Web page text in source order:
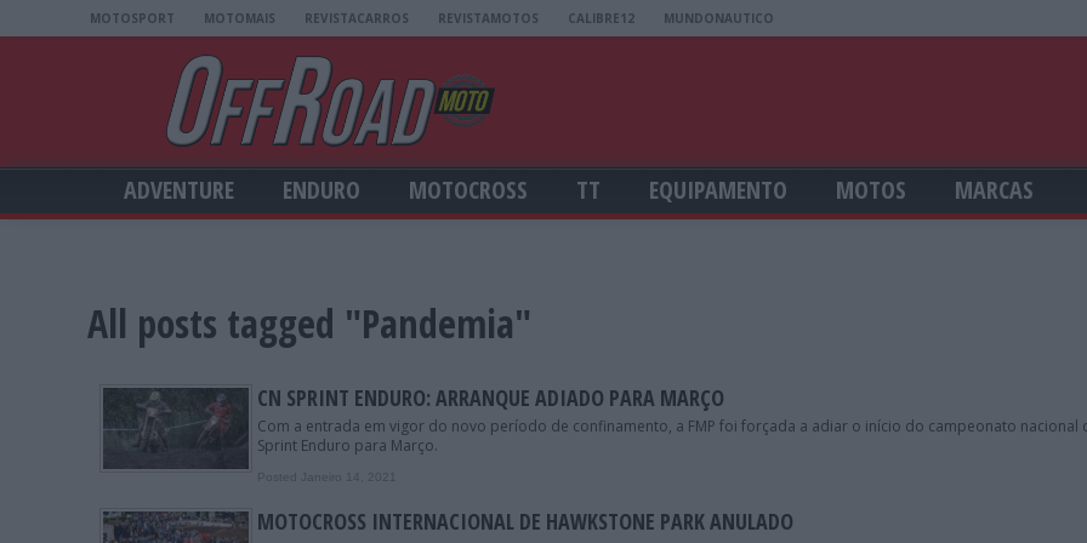
MOTOSPORT MOTOMAIS REVISTACARROS REVISTAMOTOS CALIBRE12 MUNDONAUTICO
ADVENTURE ENDURO MOTOCROSS TT EQUIPAMENTO MOTOS MARCAS
All posts tagged "Pandemia"
CN SPRINT ENDURO: ARRANQUE ADIADO PARA MARÇO
Com a entrada em vigor do novo período de confinamento, a FMP foi forçada a adiar o início do campeonato nacional
Sprint Enduro para Março.
Posted Janeiro 14, 2021
MOTOCROSS INTERNACIONAL DE HAWKSTONE PARK ANULADO